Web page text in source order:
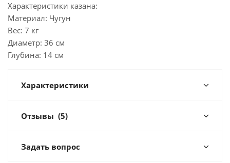
Характеристики казана:
Материал: Чугун
Вес: 7 кг
Диаметр: 36 см
Глубина: 14 см
Характеристики
Отзывы (5)
Задать вопрос